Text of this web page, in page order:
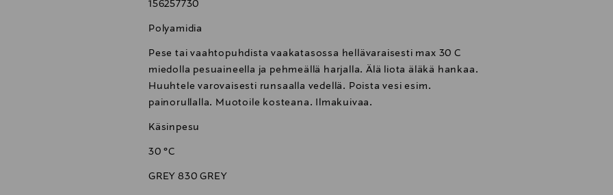
156257730
Polyamidia
Pese tai vaahtopuhdista vaakatasossa hellävaraisesti max 30 C
miedolla pesuaineella ja pehmeällä harjalla. Älä liota äläkä hankaa.
Huuhtele varovaisesti runsaalla vedellä. Poista vesi esim.
painorullalla. Muotoile kosteana. Ilmakuivaa.
Käsinpesu
30 °C
GREY 830 GREY